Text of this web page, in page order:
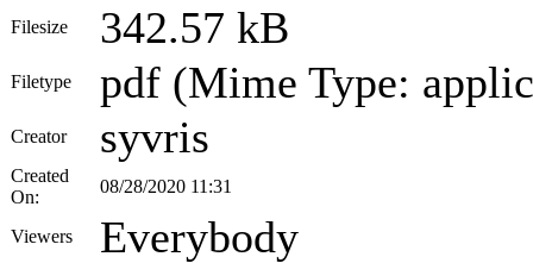
Filesize 342.57 kB
Filetype pdf (Mime Type:
Creator syvris
Created
On:
08/28/2020 11:31
Viewers Everybody